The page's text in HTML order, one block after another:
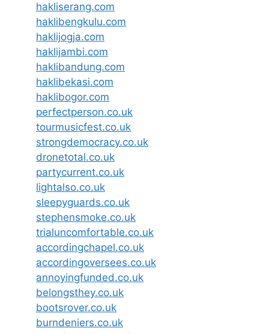
hakliserang.com
haklibengkulu.com
haklijogja.com
haklijambi.com
haklibandung.com
haklibekasi.com
haklibogor.com
perfectperson.co.uk
tourmusicfest.co.uk
strongdemocracy.co.uk
dronetotal.co.uk
partycurrent.co.uk
lightalso.co.uk
sleepyguards.co.uk
stephensmoke.co.uk
trialuncomfortable.co.uk
accordingchapel.co.uk
accordingoversees.co.uk
annoyingfunded.co.uk
belongsthey.co.uk
bootsrover.co.uk
burndeniers.co.uk